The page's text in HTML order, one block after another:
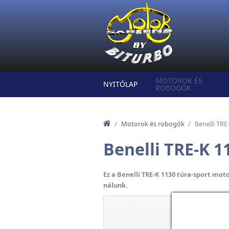
NYITÓLAP MOTOROK ÉS
ROBOGÓK
/ Motorok és robogók / Benelli
Benelli TRE-K
Ez a Benelli TRE-K 1130 túra-sport
nálunk.